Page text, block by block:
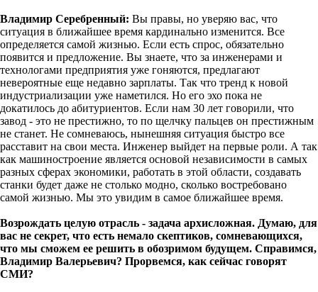
Владимир Серебренный: Вы правы, но уверяю вас, что
ситуация в ближайшее время кардинально изменится. Все
определяется самой жизнью. Если есть спрос, обязательно
появится и предложение. Вы знаете, что за инженерами и
технологами предприятия уже гоняются, предлагают
невероятные еще недавно зарплаты. Так что тренд к новой
индустриализации уже наметился. Но его эхо пока не
докатилось до абитуриентов. Если нам 30 лет говорили, что
завод - это не престижно, то по щелчку пальцев он престижным
не станет. Не сомневаюсь, нынешняя ситуация быстро все
расставит на свои места. Инженер выйдет на первые роли. А так
как машиностроение является основой независимости в самых
разных сферах экономики, работать в этой области, создавать
станки будет даже не столько модно, сколько востребовано
самой жизнью. Мы это увидим в самое ближайшее время.
Возрождать целую отрасль - задача архисложная. Думаю, для
вас не секрет, что есть немало скептиков, сомневающихся,
что мы сможем ее решить в обозримом будущем. Справимся,
Владимир Валерьевич? Прорвемся, как сейчас говорят
СМИ?